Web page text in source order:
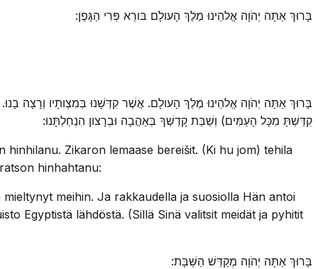
בָּרוּךְ אַתָּה יְהֹוָה אֱלהֵינוּ מֶלֶךְ הָעולָם בּורֵא פְּרִי הַגָּפֶן:
בָּרוּךְ אַתָּה יְהֹוָה אֱלהֵינוּ מֶלֶךְ הָעולָם. אֲשֶׁר קִדְּשָׁנוּ בְּמִצְותָיו וְרָצָה
קִדַּשְׁתָּ מִכָּל הָעַמִּים) וְשַׁבַּת קָדְשְׁךָ בְּאַהֲבָה וּבְרָצון הִנְחַלְתָּנוּ:
Zikaron lemaase bereišit. (Ki hu jom) tehila
hinhahtanu:
meihin. Ja rakkaudella ja suosiolla Hän antoi
Egyptistä lähdöstä. (Sillä Sinä valitsit meidät ja pyhitit
בָּרוּךְ אַתָּה יְהֹוָה מְקַדֵּשׁ הַשַּׁבָּת: